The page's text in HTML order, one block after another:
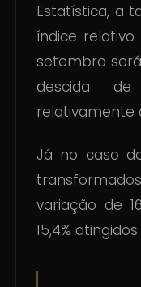
Estatística, a
índice
setembro será
descida
relativamente
Já no caso
variação de
15,4%